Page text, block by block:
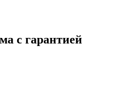
с гарантией